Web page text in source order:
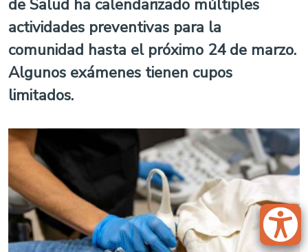
de Salud ha calendarizado múltiples
actividades preventivas para la
comunidad hasta el próximo 24 de marzo.
Algunos exámenes tienen cupos
limitados.